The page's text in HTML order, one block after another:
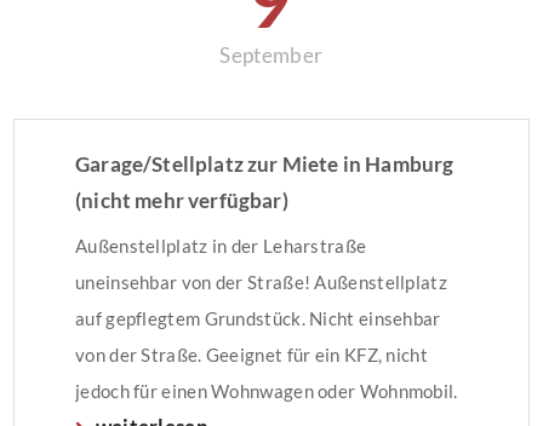
September
Garage/Stellplatz zur Miete in Hamburg
(nicht mehr verfügbar)
Außenstellplatz in der Leharstraße
uneinsehbar von der Straße! Außenstellplatz
auf gepflegtem Grundstück. Nicht einsehbar
von der Straße. Geeignet für ein KFZ, nicht
jedoch für einen Wohnwagen oder Wohnmobil.